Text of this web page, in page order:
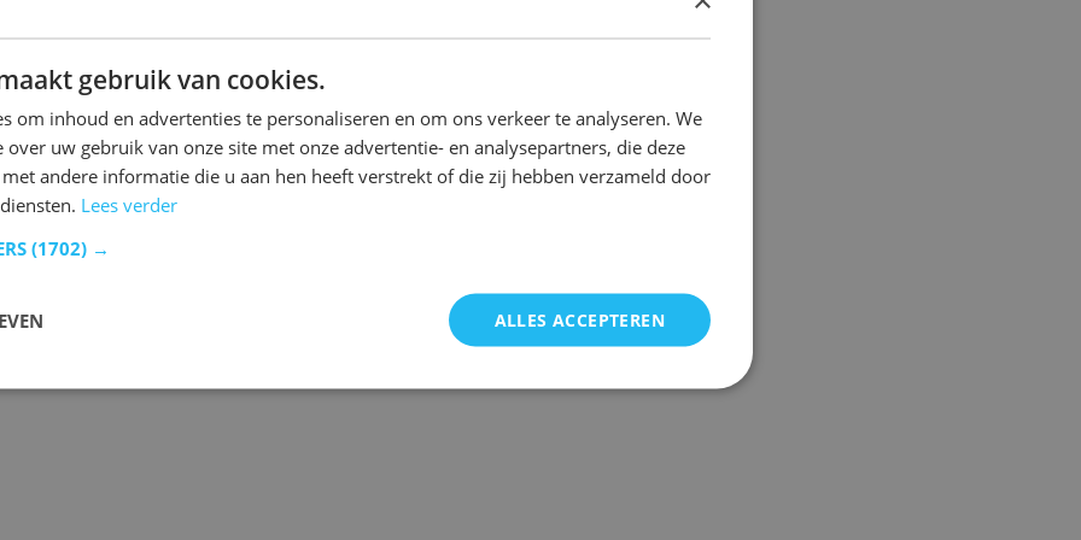
laatste gebeurtenissen.
gebruik van cookies.
om inhoud en advertenties te personaliseren en om ons verkeer te analyseren. We
uw gebruik van onze site met onze advertentie- en analysepartners, die deze
andere informatie die u aan hen heeft verstrekt of die zij hebben verzameld door
Lees verder
(1702) →
ALLES ACCEPTEREN